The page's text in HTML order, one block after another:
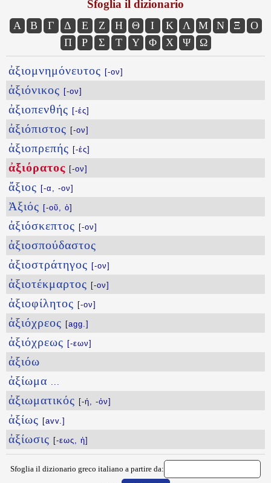
Sfoglia il dizionario
Α Β Γ Δ Ε Ζ Η Θ Ι Κ Λ Μ Ν Ξ
Ο
Π
Ρ Σ Τ Υ Φ Χ Ψ Ω
ἀξιομνημόνευτος [-ον]
ἀξιόνικος [-ον]
ἀξιοπενθής [-ές]
ἀξιόπιστος [-ον]
ἀξιοπρεπής [-ές]
ἀξιόρατος [-ον]
ἄξιος [-α, -ον]
Ἀξιός [-οῦ, ὁ]
ἀξιόσκεπτος [-ον]
ἀξιοσπούδαστος
ἀξιοστράτηγος [-ον]
ἀξιοτέκμαρτος [-ον]
ἀξιοφίλητος [-ον]
ἀξιόχρεος [agg.]
ἀξιόχρεως [-εων]
ἀξιόω
ἀξίωμα ...
ἀξιωματικός [-ή, -όν]
ἀξίως [avv.]
ἀξίωσις [-εως, ἡ]
Sfoglia il dizionario greco italiano a partire da: